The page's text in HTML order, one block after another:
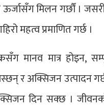
मिलन गर्छौं ।
महत्व प्रमाणित गर्छ ।
मानव मात्र होइन,
र अक्सिजन उत्पादन
दिन सक्छ ।